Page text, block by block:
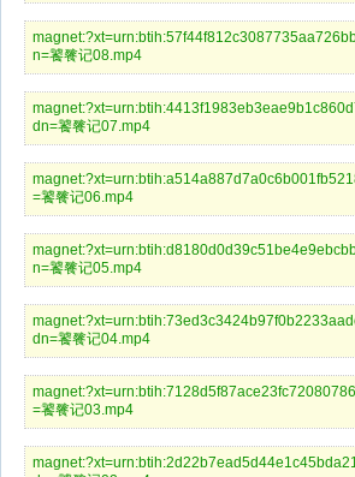
n=饕餮记08.mp4
dn=饕餮记07.mp4
=饕餮记06.mp4
n=饕餮记05.mp4
dn=饕餮记04.mp4
=饕餮记03.mp4